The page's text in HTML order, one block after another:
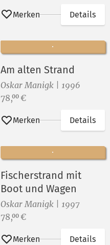
Merken Details
Am alten Strand
Oskar Manigk | 1996
Preis:
78,00 €
Merken Details
Fischerstrand mit
Boot und Wagen
Oskar Manigk | 1997
Preis:
78,00 €
Merken Details